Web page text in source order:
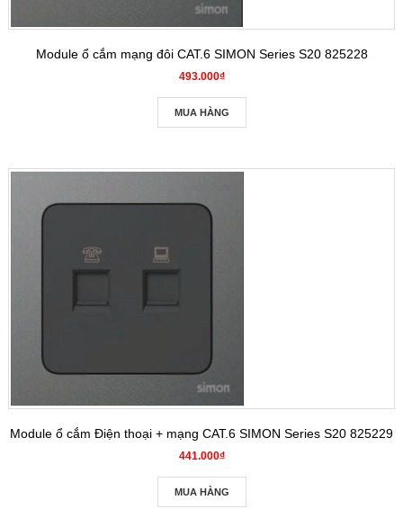
Module ổ cắm mạng đôi CAT.6 SIMON Series S20 825228
493.000₫
MUA HÀNG
Module ổ cắm Điện thoại + mạng CAT.6 SIMON Series S20 825229
441.000₫
MUA HÀNG